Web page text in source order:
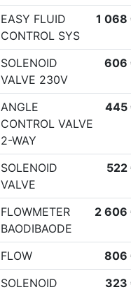
EASY FLUID
CONTROL SYS
1 068
SOLENOID
VALVE 230V
606
ANGLE
CONTROL VALVE
2-WAY
445
SOLENOID
VALVE
522
FLOWMETER
BAODIBAODE
2 606
FLOW
806
SOLENOID
323